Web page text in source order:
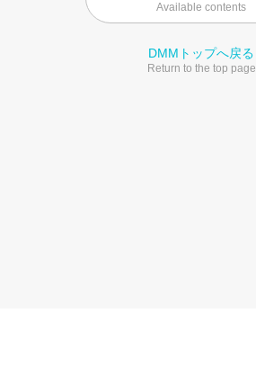
Available contents
DMMトップへ戻る
Return to the top page